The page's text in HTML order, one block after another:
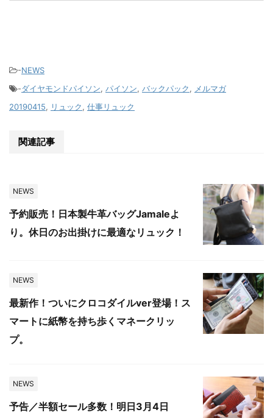
-NEWS
-ダイヤモンドパイソン, パイソン, バックパック, メルマガ
20190415, リュック, 仕事リュック
関連記事
NEWS
予約販売！日本製牛革バッグJamaleよ
り。休日のお出掛けに最適なリュック！
NEWS
最新作！ついにクロコダイルver登場！ス
マートに紙幣を持ち歩くマネークリッ
プ。
NEWS
予告／半額セール多数！明日3月4日